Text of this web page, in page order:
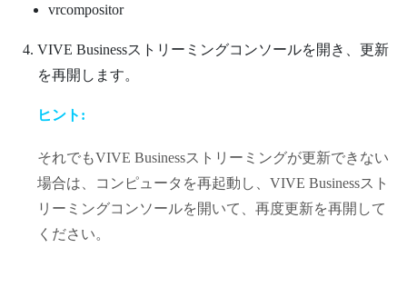
vrcompositor
VIVE Businessストリーミングコンソールを開き、更新
を再開します。
ヒント:
それでもVIVE Businessストリーミングが更新できない
場合は、コンピュータを再起動し、 VIVE Businessスト
リーミングコンソールを開いて、再度更新を再開して
ください。